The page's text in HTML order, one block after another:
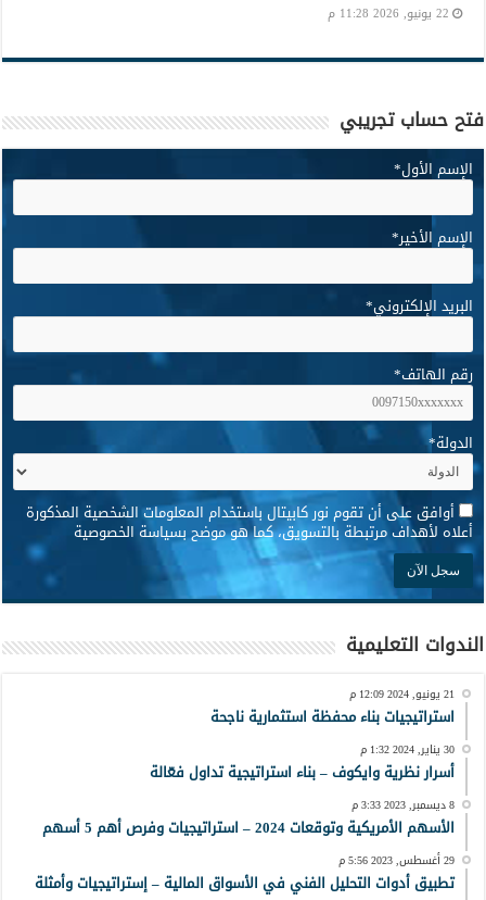
22 يونيو, 2026 11:28 م
فتح حساب تجريبي
الإسم الأول*
الإسم الأخير*
البريد الإلكتروني*
رقم الهاتف*
الدولة*
* أوافق على أن تقوم نور كابيتال باستخدام المعلومات الشخصية المذكورة
أعلاه لأهداف مرتبطة بالتسويق، كما هو موضح بسياسة الخصوصية
الندوات التعليمية
21 يونيو, 2024 12:09 م
استراتيجيات بناء محفظة استثمارية ناجحة
30 يناير, 2024 1:32 م
أسرار نظرية وايكوف – بناء استراتيجية تداول فعّالة
8 ديسمبر, 2023 3:33 م
الأسهم الأمريكية وتوقعات 2024 – استراتيجيات وفرص أهم 5 أسهم
29 أغسطس, 2023 5:56 م
تطبيق أدوات التحليل الفني في الأسواق المالية – إستراتيجيات وأمثلة